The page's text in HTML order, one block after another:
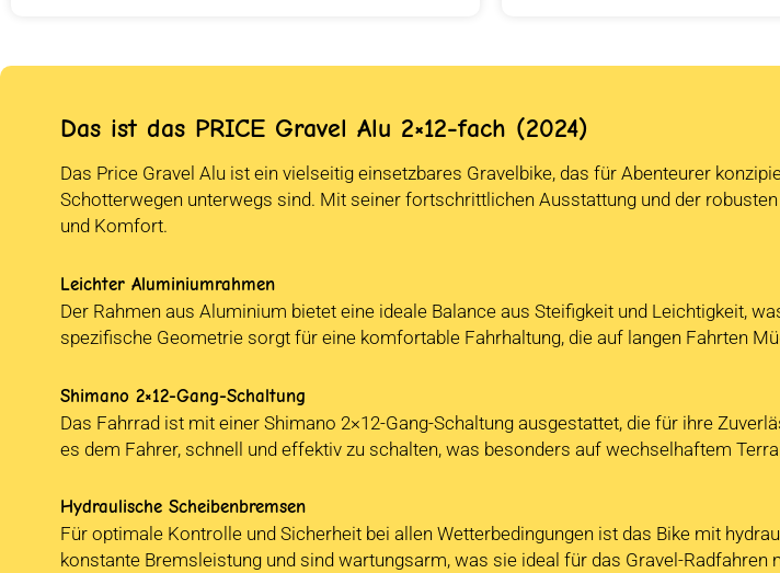
Das ist das PRICE Gravel Alu 2×12-fach (2024)
Das Price Gravel Alu ist ein vielseitig einsetzbares Gravelbike, das für Abenteurer
Schotterwegen unterwegs sind. Mit seiner fortschrittlichen Ausstattung und der
und Komfort.
Leichter Aluminiumrahmen
Der Rahmen aus Aluminium bietet eine ideale Balance aus Steifigkeit und Leichtigkeit,
spezifische Geometrie sorgt für eine komfortable Fahrhaltung, die auf langen Fahrten
Shimano 2×12-Gang-Schaltung
Das Fahrrad ist mit einer Shimano 2×12-Gang-Schaltung ausgestattet, die für ihre
es dem Fahrer, schnell und effektiv zu schalten, was besonders auf wechselhaftem
Hydraulische Scheibenbremsen
Für optimale Kontrolle und Sicherheit bei allen Wetterbedingungen ist das Bike mit
konstante Bremsleistung und sind wartungsarm, was sie ideal für das Gravel-Radfahren